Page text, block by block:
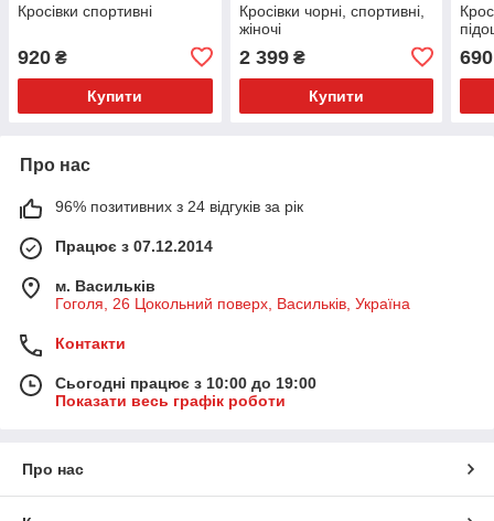
Кросівки спортивні
920 ₴
Купити
Кросівки чорні, спортивні,
жіночі
2 399₴
Купити
690
Про нас
96% позитивних з 24 відгуків за рік
Працює з 07.12.2014
м. Васильків
Гоголя, 26 Цокольний поверх, Васильків, Україна
Контакти
Сьогодні працює з 10:00 до 19:00
Показати весь графік роботи
Про нас